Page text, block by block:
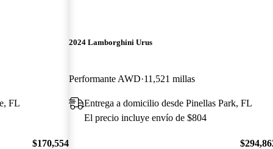
FL
$170,554
2024 Lamborghini Urus
Performante AWD 11,521 millas
Entrega a domicilio desde Pinellas Park, FL
El precio incluye envío de $804